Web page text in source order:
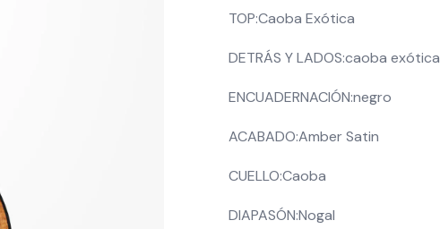
TOP:Caoba Exótica
DETRÁS Y LADOS:caoba exótica
ENCUADERNACIÓN:negro
ACABADO:Amber Satin
CUELLO:Caoba
DIAPASÓN:Nogal